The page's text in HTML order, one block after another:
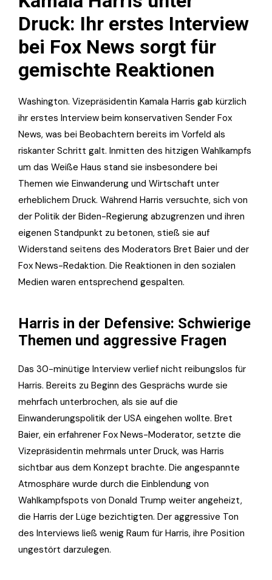
Druck: Ihr erstes Interview
bei Fox News sorgt für
gemischte Reaktionen
Washington. Vizepräsidentin Kamala Harris gab kürzlich
ihr erstes Interview beim konservativen Sender Fox
News, was bei Beobachtern bereits im Vorfeld als
riskanter Schritt galt. Inmitten des hitzigen Wahlkampfs
um das Weiße Haus stand sie insbesondere bei
Themen wie Einwanderung und Wirtschaft unter
erheblichem Druck. Während Harris versuchte, sich von
der Politik der Biden-Regierung abzugrenzen und ihren
eigenen Standpunkt zu betonen, stieß sie auf
Widerstand seitens des Moderators Bret Baier und der
Fox News-Redaktion. Die Reaktionen in den sozialen
Medien waren entsprechend gespalten.
Harris in der Defensive: Schwierige
Themen und aggressive Fragen
Das 30-minütige Interview verlief nicht reibungslos für
Harris. Bereits zu Beginn des Gesprächs wurde sie
mehrfach unterbrochen, als sie auf die
Einwanderungspolitik der USA eingehen wollte. Bret
Baier, ein erfahrener Fox News-Moderator, setzte die
Vizepräsidentin mehrmals unter Druck, was Harris
sichtbar aus dem Konzept brachte. Die angespannte
Atmosphäre wurde durch die Einblendung von
Wahlkampfspots von Donald Trump weiter angeheizt,
die Harris der Lüge bezichtigten. Der aggressive Ton
des Interviews ließ wenig Raum für Harris, ihre Position
ungestört darzulegen.